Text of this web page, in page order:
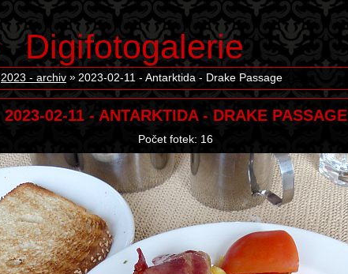
Digifotogalerie
2023 - archiv 2023-02-11 - Antarktida - Drake Passage
2023-02-11 - ANTARKTIDA - DRAKE PASSAGE
Počet fotek: 16